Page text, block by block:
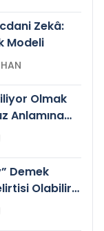
Zekâ:
Modeli
TARHAN
Olmak
Anlamına
Demek
Olabilir